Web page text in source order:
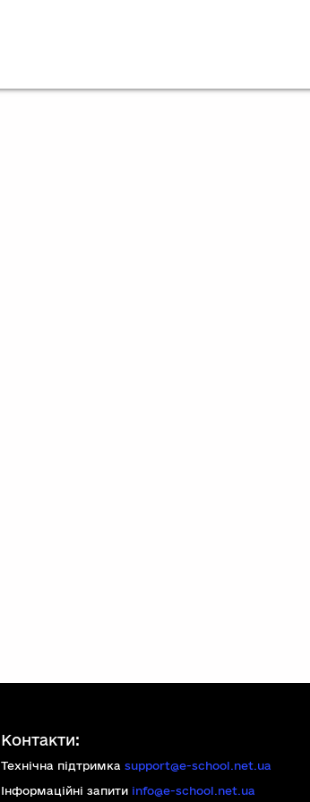
Контакти:
Технічна підтримка support@e-school.net.ua
Інформаційні запити info@e-school.net.ua